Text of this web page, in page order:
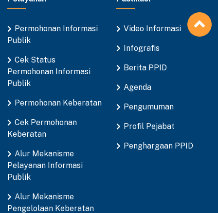
Permohonan Informasi
Publik
Cek Status
Permohonan Informasi
Publik
Permohonan Keberatan
Cek Permohonan
Keberatan
Alur Mekanisme
Pelayanan Informasi
Publik
Alur Mekanisme
Pengelolaan Keberatan
Video Informasi
Infografis
Berita PPID
Agenda
Pengumuman
Profil Pejabat
Penghargaan PPID